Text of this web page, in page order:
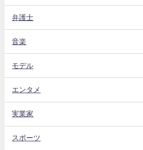
弁護士
音楽
モデル
エンタメ
実業家
スポーツ